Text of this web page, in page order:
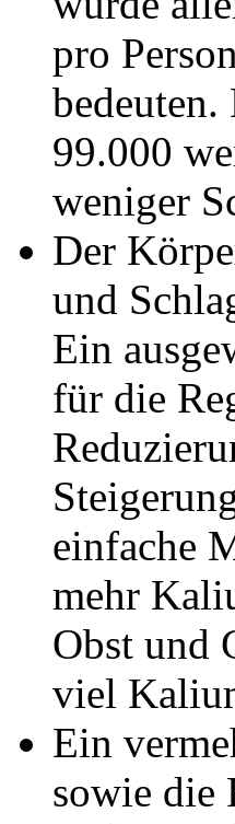
pro
99.000
weniger
Der
und
Ein
für die
einfache
mehr
Obst und
viel
Ein
sowie die